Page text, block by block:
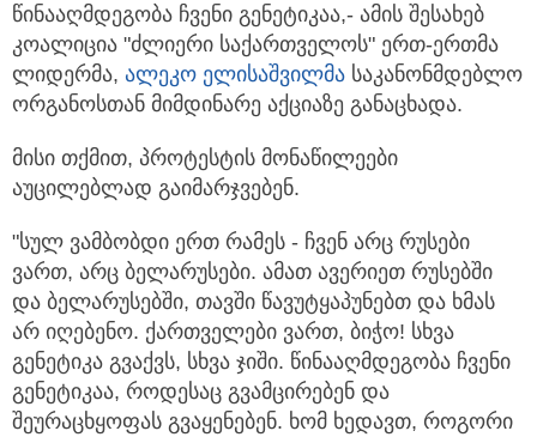
წინააღმდეგობა ჩვენი გენეტიკაა,- ამის შესახებ
კოალიცია "ძლიერი საქართველოს" ერთ-ერთმა
ლიდერმა, ალეკო ელისაშვილმა საკანონმდებლო
ორგანოსთან მიმდინარე აქციაზე განაცხადა.
მისი თქმით, პროტესტის მონაწილეები
აუცილებლად გაიმარჯვებენ.
"სულ ვამბობდი ერთ რამეს - ჩვენ არც რუსები
ვართ, არც ბელარუსები. ამათ ავერიეთ რუსებში
და ბელარუსებში, თავში წავუტყაპუნებთ და ხმას
არ იღებენო. ქართველები ვართ, ბიჭო! სხვა
გენეტიკა გვაქვს, სხვა ჯიში. წინააღმდეგობა ჩვენი
გენეტიკაა, როდესაც გვამცირებენ და
შეურაცხყოფას გვაყენებენ. ხომ ხედავთ, როგორი